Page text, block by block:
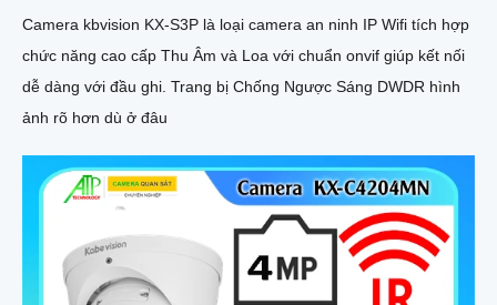
Camera kbvision KX-S3P là loại camera an ninh IP Wifi tích hợp
chức năng cao cấp Thu Âm và Loa với chuẩn onvif giúp kết nối
dễ dàng với đầu ghi. Trang bị Chống Ngược Sáng DWDR hình
ảnh rõ hơn dù ở đâu